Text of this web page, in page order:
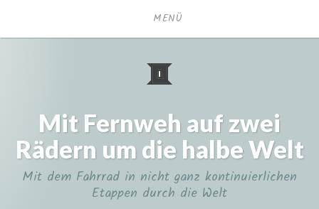
MENÜ
Mit Fernweh auf zwei
Rädern um die halbe Welt
Mit dem Fahrrad in nicht ganz kontinuierlichen
Etappen durch die Welt